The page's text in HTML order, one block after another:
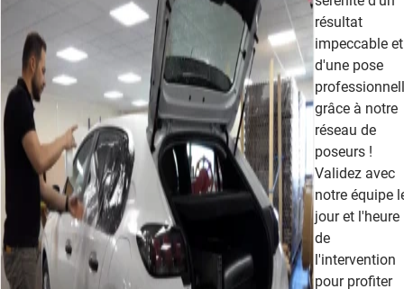
résultat
impeccable et
d'une pose
grâce à notre
réseau de
poseurs !
Validez avec
notre équipe
jour et l'heure
de
l'intervention
pour profiter